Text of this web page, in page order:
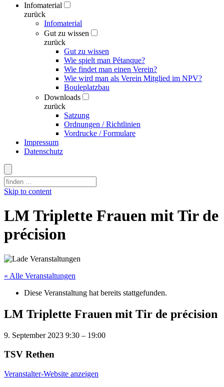
Infomaterial
zurück
Infomaterial
Gut zu wissen
zurück
Gut zu wissen
Wie spielt man Pétanque?
Wie findet man einen Verein?
Wie wird man als Verein Mitglied im NPV?
Bouleplatzbau
Downloads
zurück
Satzung
Ordnungen / Richtlinien
Vordrucke / Formulare
Impressum
Datenschutz
Skip to content
LM Triplette Frauen mit Tir de
précision
« Alle Veranstaltungen
Diese Veranstaltung hat bereits stattgefunden.
LM Triplette Frauen mit Tir de précision
9. September 2023 9:30 – 19:00
TSV Rethen
Veranstalter-Website anzeigen